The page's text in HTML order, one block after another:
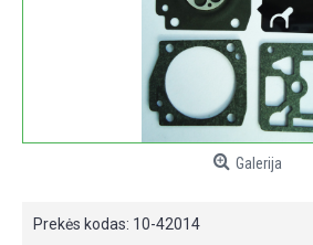
Galerija
Prekės kodas: 10-42014